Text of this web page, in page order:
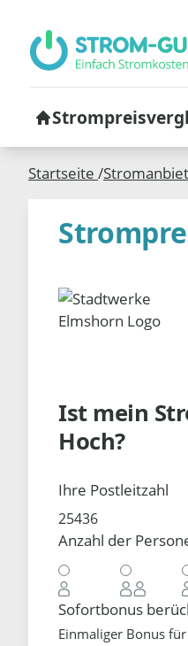
Startseite /
Ist mein
Hoch?
Ihre Postleitzahl
Anzahl der
Sofortbonus
Einmaliger Bonus